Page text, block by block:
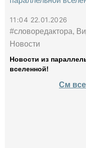
11:04 22.01.2026
#словоредактора,
Новости
Новости из
вселенной!
См все